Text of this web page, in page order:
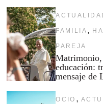
FAMILIA ,
PAREJA
educación:
mensaje de
OCIO ,